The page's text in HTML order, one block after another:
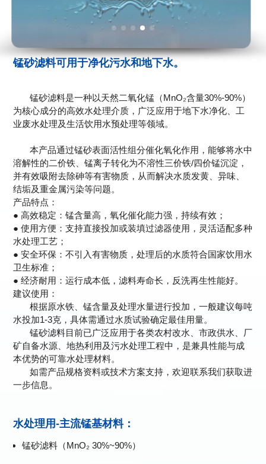
锰砂滤料可用于净化污水和地下水。
锰砂滤料是一种以天然二氧化锰（MnO₂含量30%-90%）
为核心成分的高效水处理介质，广泛应用于地下水净化、工
业废水处理及生活饮用水预处理等领域。
本产品通过锰砂表面活性组分催化氧化作用，能够将水中
溶解性的二价铁、锰离子转化为不溶性三价铁/四价锰沉淀，
并有效吸附去除砷等有害物质，从而解决水质发黄、异味、
结垢及重金属污染等问题。
产品特点：
● 高效稳定：锰含量高，氧化催化能力强，持续有效；
● 使用方便：支持直接投加或装填过滤器使用，灵活适配多种
水处理工艺；
● 安全环保：不引入有害物质，处理后的水质符合国家饮用水
卫生标准；
● 经济耐用：运行成本低，滤料寿命长，反洗再生性能好。
建议使用：
根据原水铁、锰含量及处理水量进行投加，一般建议每吨
水投加1-3克，具体需通过水质试验确定最佳用量。
锰砂滤料目前已广泛应用于各类农村改水、市政供水、厂
矿自备水源、地热利用及污水处理工程中，是兼具性能与成
本优势的可靠水处理材料。
如需产品规格资料或技术方案支持，欢迎联系我们获取进
一步信息。
水处理用-主流锰基材料：
锰砂滤料（MnO₂ 30%~90%）